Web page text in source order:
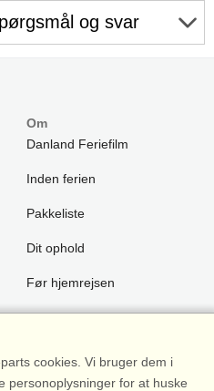
og svar
Om
Danland Feriefilm
Inden ferien
Pakkeliste
Dit ophold
Før hjemrejsen
Værd at vide
Tryghed / garanti
cookies. Vi bruger dem i
personoplysninger for at huske